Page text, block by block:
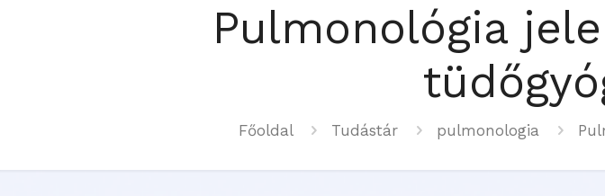
Pulmonológia
Főoldal Tudástár pulmonologia